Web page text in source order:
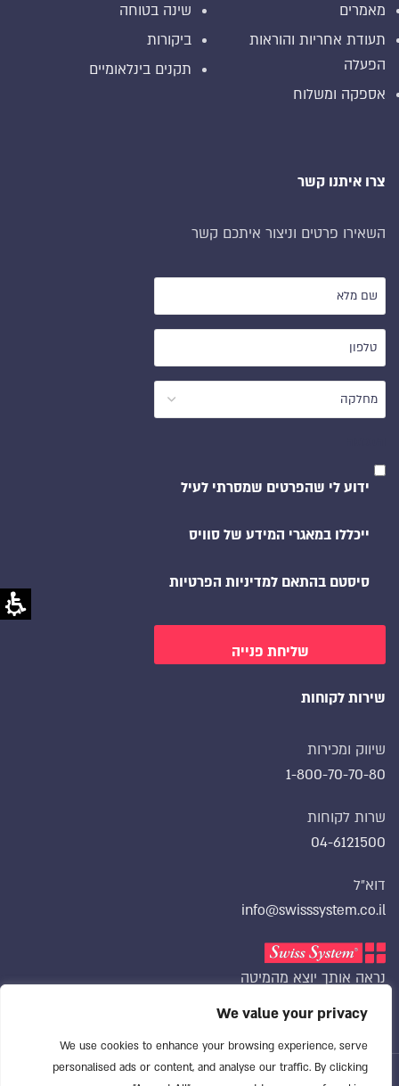
We value your privacy
We use cookies to enhance your browsing experience, serve
personalised ads or content, and analyse our traffic. By clicking
מאמרים
תעודת אחריות והוראות
הפעלה
אספקה ומשלוח
שינה בטוחה
ביקורות
תקנים בינלאומיים
צרו איתנו קשר
השאירו פרטים וניצור איתכם קשר
שם
מלא
*
טלפון
*
מחלקה
ידוע לי שהפרטים שמסרתי לעיל
ייכללו במאגרי המידע של סוויס
סיסטם בהתאם למדיניות הפרטיות
שירות לקוחות
שיווק ומכירות
1-800-70-70-80
שרות לקוחות
04-6121500
דוא״ל
info@swisssystem.co.il‏
נראה אותך יוצא מהמיטה
© כל הזכויות שמורות ל swisssystem 2022 | פיתוח ועיצוב